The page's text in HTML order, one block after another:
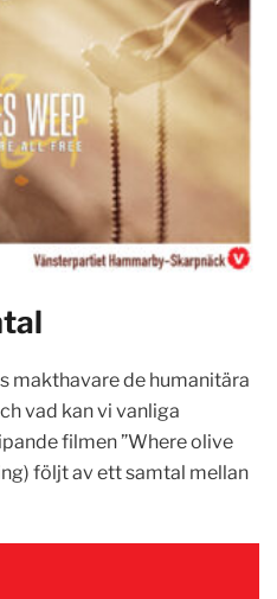
makthavare de humanitära
vad kan vi vanliga
filmen ”Where olive
följt av ett samtal mellan